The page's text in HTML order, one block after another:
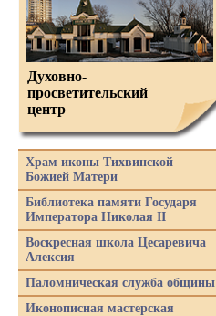
Духовно-
просветительский
центр
Храм иконы Тихвинской
Божией Матери
Библиотека памяти Государя
Императора Николая II
Воскресная школа Цесаревича
Алексия
Паломническая служба общины
Иконописная мастерская